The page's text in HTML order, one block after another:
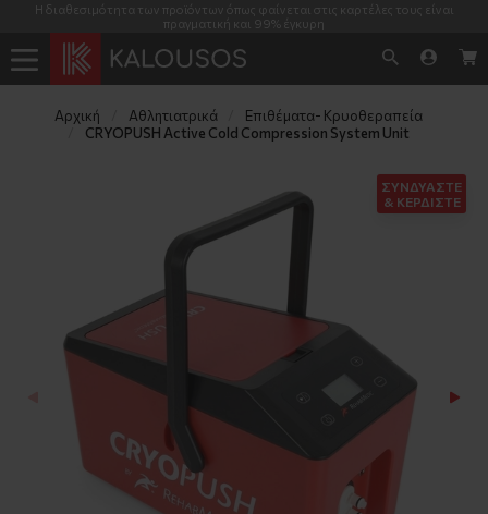
ΚΛΕΙΣΤΑ λόγω διακοπών ΜΟΣΧΑΤΟ 8/8 - 25/8 , ΘΕΣ/ΝΙΚΗ 5/8 - 25/8, ΚΡΗΤΗ 15/8 -
31/8
Αρχική Αθλητιατρικά
Επιθέματα- Κρυοθεραπεία
CRYOPUSH Active Cold Compression System Unit
ΣΥΝΔΥΑΣΤΕ
& ΚΕΡΔΙΣΤΕ